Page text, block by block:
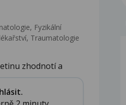
Fyzikální
Traumatologie
zhodnotí a